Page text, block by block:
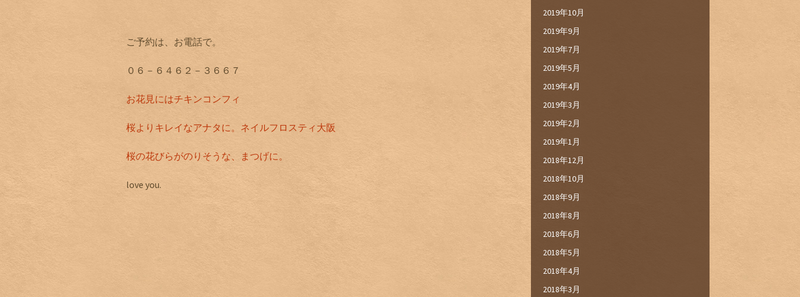
ご予約は、お電話で。
０６－６４６２－３６６７
お花見にはチキンコンフィ
桜よりキレイなアナタに。ネイルフロスティ大阪
桜の花びらがのりそうな、まつげに。
love you.
2019年10月
2019年9月
2019年7月
2019年5月
2019年4月
2019年3月
2019年2月
2019年1月
2018年12月
2018年10月
2018年9月
2018年8月
2018年6月
2018年5月
2018年4月
2018年3月